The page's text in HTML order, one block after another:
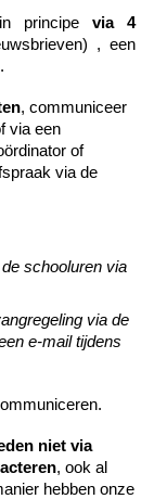
principe via 4
, een
, communiceer
via een
of
via de
schooluren via
via de
e-mail tijdens
niet via
, ook al
hebben onze